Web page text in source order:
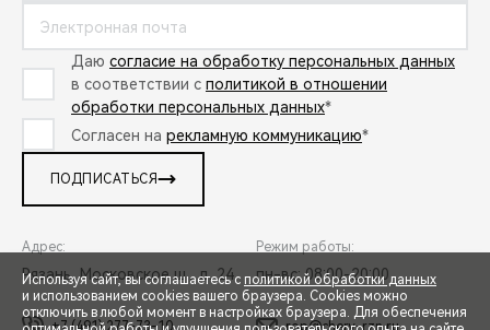
Даю согласие на обработку персональных данных
в соответствии с политикой в отношении
обработки персональных данных*
Согласен на рекламную коммуникацию*
ПОДПИСАТЬСЯ
Адрес:
Рязань, Московское ш., д. 24
Режим работы:
пн-вс: 08:00-20:00
+7 (491) 277-73-10 rop@chery-rzn.ru
Используя сайт, вы соглашаетесь с политикой обработки данных
и использованием cookies вашего браузера. Cookies можно
отключить в любой момент в настройках браузера. Для обеспечения